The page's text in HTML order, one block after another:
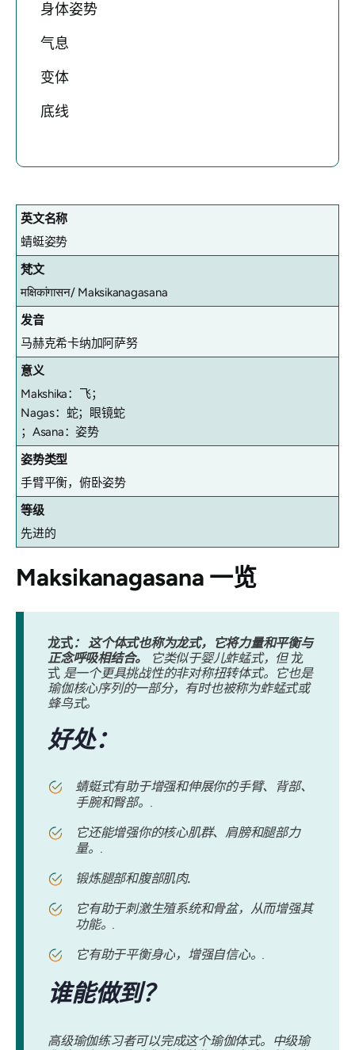
身体姿势
气息
变体
底线
英文名称
蜻蜓姿势
梵文
मक्षिकांगासन/ Maksikanagasana
发音
马赫克希卡纳加阿萨努
意义
Makshika：飞；
Nagas：蛇；眼镜蛇
；Asana：姿势
姿势类型
手臂平衡，俯卧姿势
等级
先进的
Maksikanagasana 一览
龙式： 这个体式也称为龙式，它将力量和平衡与
正念呼吸相结合。
它类似于婴儿蚱蜢式，但龙
式是一个更具挑战性的非对称扭转体式。它也是
瑜伽核心序列的一部分，有时也被称为蚱蜢式或
蜂鸟式。
好处：
蜻蜓式有助于增强和伸展你的手臂、背部、
手腕和臀部。.
它还能增强你的核心肌群、肩膀和腿部力
量。.
锻炼腿部和腹部肌肉.
它有助于刺激生殖系统和骨盆，从而增强其
功能。.
它有助于平衡身心，增强自信心。.
谁能做到？
高级瑜伽练习者可以完成这个瑜伽体式。中级瑜